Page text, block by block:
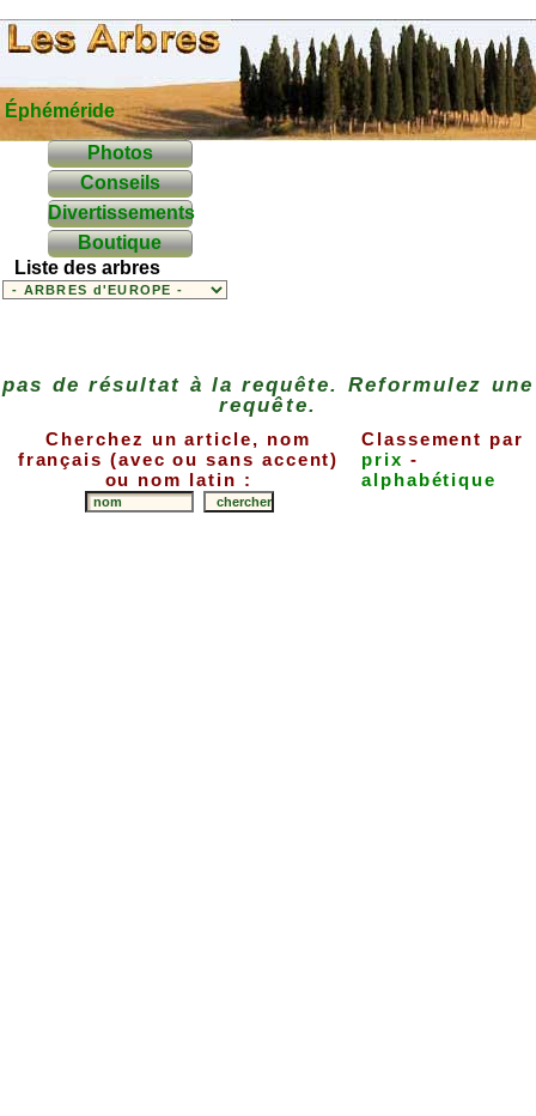
Éphéméride
Photos
Conseils
Divertissements
Boutique
Liste des arbres
pas de résultat à la requête. Reformulez une
requête.
Cherchez un article, nom
français (avec ou sans accent)
ou nom latin :
Classement par
prix -
alphabétique